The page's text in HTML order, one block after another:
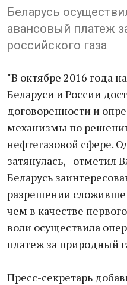
Беларусь
авансовый платеж
российского газа
"В октябре 2016 года
Беларуси и России
договоренности и
механизмы по
нефтегазовой сфере.
затянулась, - отметил
Беларусь
разрешении
чем в качестве
воли осуществила
платеж за природный
Пресс-секретарь